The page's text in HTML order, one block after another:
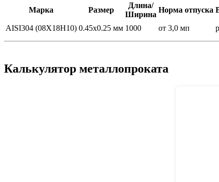
Марка Размер
Длина/
Ширина
Норма отпуска
AISI304 (08Х18Н10) 0.45x0.25 мм 1000 от 3,0 мп
Калькулятор металлопроката